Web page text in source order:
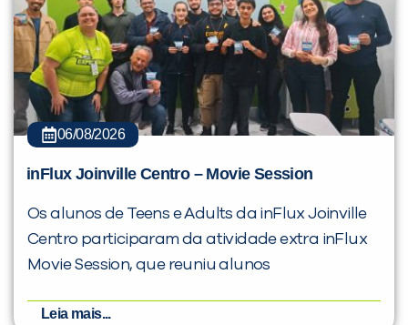
06/08/2026
inFlux Joinville Centro – Movie Session
Os alunos de Teens e Adults da inFlux Joinville
Centro participaram da atividade extra inFlux
Movie Session, que reuniu alunos
Leia mais...